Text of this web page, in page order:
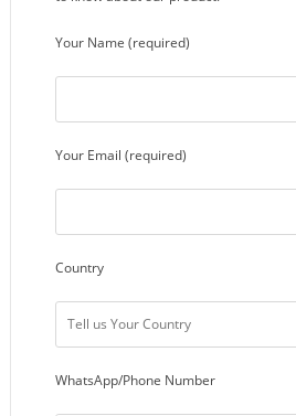
Your Name (required)
Your Email (required)
Country
WhatsApp/Phone Number